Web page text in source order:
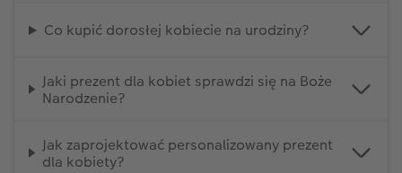
Co kupić dorosłej kobiecie na urodziny?
Jaki prezent dla kobiet sprawdzi się na Boże
Narodzenie?
Jak zaprojektować personalizowany prezent
dla kobiety?